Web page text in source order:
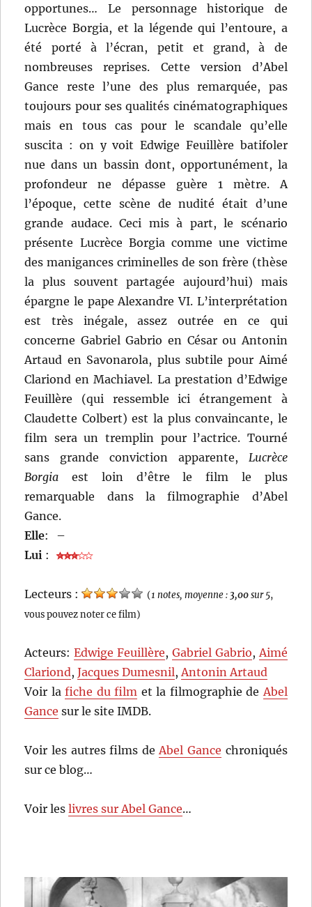
opportunes… Le personnage historique de
Lucrèce Borgia, et la légende qui l’entoure, a
été porté à l’écran, petit et grand, à de
nombreuses reprises. Cette version d’Abel
Gance reste l’une des plus remarquée, pas
toujours pour ses qualités cinématographiques
mais en tous cas pour le scandale qu’elle
suscita : on y voit Edwige Feuillère batifoler
nue dans un bassin dont, opportunément, la
profondeur ne dépasse guère 1 mètre. A
l’époque, cette scène de nudité était d’une
grande audace. Ceci mis à part, le scénario
présente Lucrèce Borgia comme une victime
des manigances criminelles de son frère (thèse
la plus souvent partagée aujourd’hui) mais
épargne le pape Alexandre VI. L’interprétation
est très inégale, assez outrée en ce qui
concerne Gabriel Gabrio en César ou Antonin
Artaud en Savonarola, plus subtile pour Aimé
Clariond en Machiavel. La prestation d’Edwige
Feuillère (qui ressemble ici étrangement à
Claudette Colbert) est la plus convaincante, le
film sera un tremplin pour l’actrice. Tourné
sans grande conviction apparente, Lucrèce
Borgia est loin d’être le film le plus
remarquable dans la filmographie d’Abel
Gance.
Elle:
–
Lui :
Lecteurs : (1 notes, moyenne : 3,00sur 5,
vous pouvez noter ce film)
Acteurs:Edwige Feuillère, Gabriel Gabrio, Aimé
Clariond,Jacques Dumesnil, Antonin Artaud
Voir lafiche du film et la filmographie de Abel
Gance sur le site IMDB.
Voir les autres films de Abel Gance chroniqués
sur ce blog…
Voir leslivres sur Abel Gance…